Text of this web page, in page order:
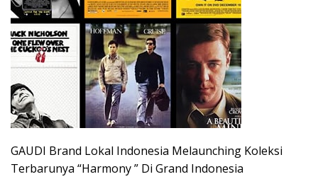
GAUDI Brand Lokal Indonesia Melaunching Koleksi
Terbarunya “Harmony ” Di Grand Indonesia